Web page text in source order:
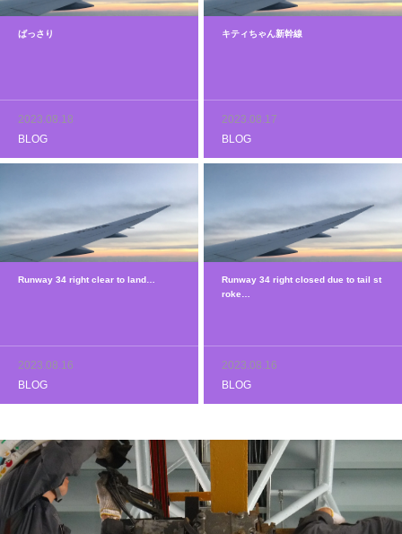
ばっさり
2023.08.18
BLOG
キティちゃん新幹線
2023.08.17
BLOG
Runway 34 right clear to land…
2023.08.16
BLOG
Runway 34 right closed due to tail st
roke…
2023.08.16
BLOG